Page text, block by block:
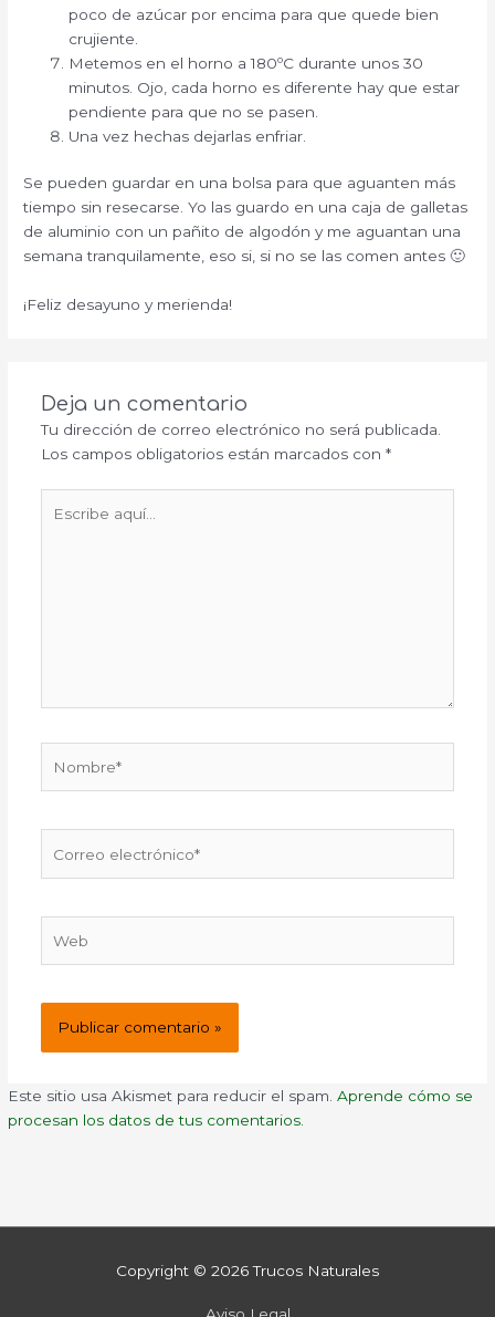
poco de azúcar por encima para que quede bien
crujiente.
Metemos en el horno a 180ºC durante unos 30
minutos. Ojo, cada horno es diferente hay que estar
pendiente para que no se pasen.
Una vez hechas dejarlas enfriar.
Se pueden guardar en una bolsa para que aguanten más
tiempo sin resecarse. Yo las guardo en una caja de galletas
de aluminio con un pañito de algodón y me aguantan una
semana tranquilamente, eso si, si no se las comen antes 🙂
¡Feliz desayuno y merienda!
Deja un comentario
Tu dirección de correo electrónico no será publicada.
Los campos obligatorios están marcados con *
aquí...
electrónico*
Este sitio usa Akismet para reducir el spam.Aprende cómo se
procesan los datos de tus comentarios.
Copyright © 2026Trucos Naturales